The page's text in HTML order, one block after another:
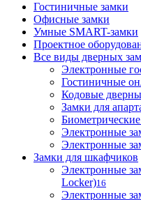
Гостиничные замки
Офисные замки
Умные SMART-замки
Проектное
Все виды дверных
Электронные
Гостиничные
Кодовые
Замки для
Электронные
Электронные
Замки для шкафчиков
Электронные
Locker)16
Электронные